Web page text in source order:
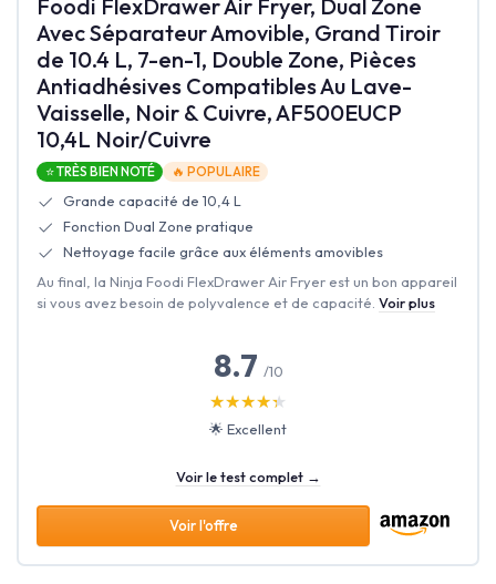
Foodi FlexDrawer Air Fryer, Dual Zone
Avec Séparateur Amovible, Grand Tiroir
de 10.4 L, 7-en-1, Double Zone, Pièces
Antiadhésives Compatibles Au Lave-
Vaisselle, Noir & Cuivre, AF500EUCP
10,4L Noir/Cuivre
⭐ TRÈS BIEN NOTÉ 🔥 POPULAIRE
Grande capacité de 10,4 L
Fonction Dual Zone pratique
Nettoyage facile grâce aux éléments amovibles
Au final, la Ninja Foodi FlexDrawer Air Fryer est un bon appareil
si vous avez besoin de polyvalence et de capacité. Voir plus
8.7 /10
★★★★★
★★★★★
🌟 Excellent
Voir le test complet →
Voir l'offre